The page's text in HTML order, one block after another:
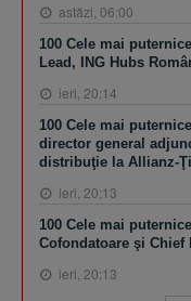
astăzi, 06:00
100 Cele mai
Lead, ING Hubs
ieri, 20:14
100 Cele mai
director general
distribuţie la Allianz-
ieri, 20:13
100 Cele mai
Cofondatoare şi
ieri, 20:13